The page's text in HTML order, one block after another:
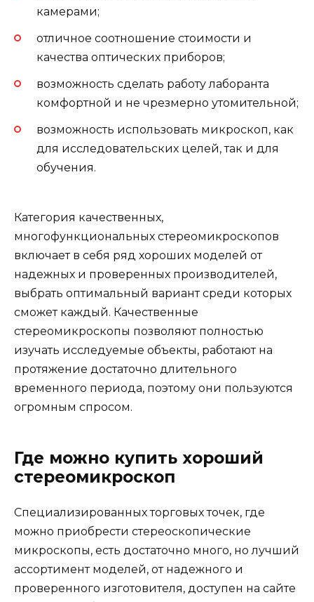
камерами;
отличное соотношение стоимости и
качества оптических приборов;
возможность сделать работу лаборанта
комфортной и не чрезмерно утомительной;
возможность использовать микроскоп, как
для исследовательских целей, так и для
обучения.
Категория качественных,
многофункциональных стереомикроскопов
включает в себя ряд хороших моделей от
надежных и проверенных производителей,
выбрать оптимальный вариант среди которых
сможет каждый. Качественные
стереомикроскопы позволяют полностью
изучать исследуемые объекты, работают на
протяжение достаточно длительного
временного периода, поэтому они пользуются
огромным спросом.
Где можно купить хороший
стереомикроскоп
Специализированных торговых точек, где
можно приобрести стереоскопические
микроскопы, есть достаточно много, но лучший
ассортимент моделей, от надежного и
проверенного изготовителя, доступен на сайте